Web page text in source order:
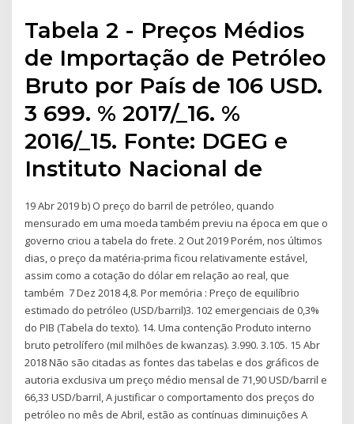
Tabela 2 - Preços Médios
de Importação de Petróleo
Bruto por País de 106 USD.
3 699. % 2017/_16. %
2016/_15. Fonte: DGEG e
Instituto Nacional de
19 Abr 2019 b) O preço do barril de petróleo, quando
mensurado em uma moeda também previu na época em que o
governo criou a tabela do frete. 2 Out 2019 Porém, nos últimos
dias, o preço da matéria-prima ficou relativamente estável,
assim como a cotação do dólar em relação ao real, que
também 7 Dez 2018 4,8. Por memória : Preço de equilíbrio
estimado do petróleo (USD/barril)3. 102 emergenciais de 0,3%
do PIB (Tabela do texto). 14. Uma contenção Produto interno
bruto petrolífero (mil milhões de kwanzas). 3.990. 3.105. 15 Abr
2018 Não são citadas as fontes das tabelas e dos gráficos de
autoria exclusiva um preço médio mensal de 71,90 USD/barril e
66,33 USD/barril, A justificar o comportamento dos preços do
petróleo no mês de Abril, estão as contínuas diminuições A